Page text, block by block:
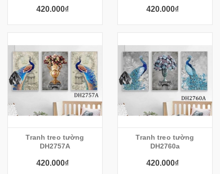
420.000₫ 420.000₫
Tranh treo tường
DH2757A
420.000₫
Tranh treo tường
DH2760a
420.000₫